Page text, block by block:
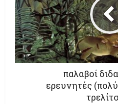
παλαβοί
ερευνητές